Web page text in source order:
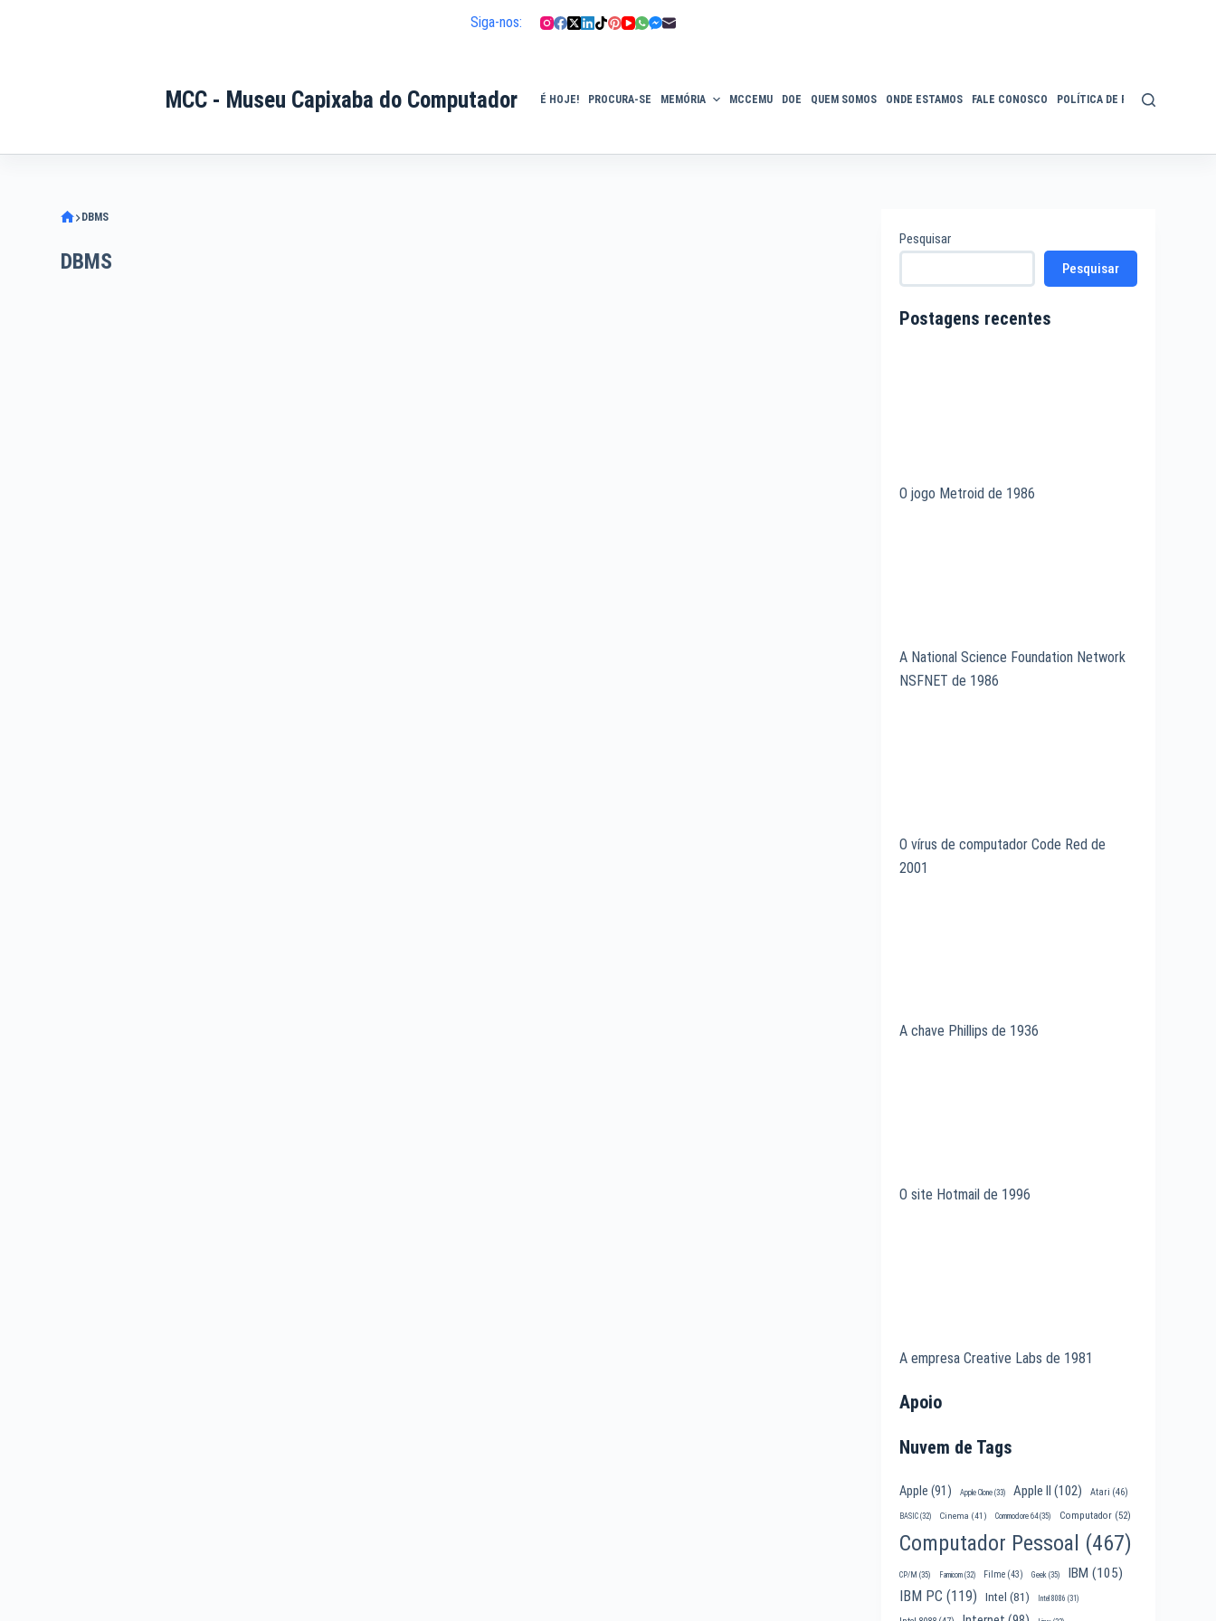
Siga-nos:
MCC - Museu Capixaba do Computador É HOJE! PROCURA-SE MEMÓRIA MCCEMU DOE QUEM SOMOS ONDE ESTAMOS FALE CONOSCO POLÍTICA DE PRIVACIDADE
DBMS
DBMS
Pesquisar
Pesquisar
Postagens recentes
O jogo Metroid de 1986
A National Science Foundation Network
NSFNET de 1986
O vírus de computador Code Red de
2001
A chave Phillips de 1936
O site Hotmail de 1996
A empresa Creative Labs de 1981
Apoio
Nuvem de Tags
Apple (91) Apple Clone (33) Apple II (102) Atari (46)
BASIC (32) Cinema (41) Commodore 64(35) Computador (52)
Computador Pessoal (467)
CP/M (35) Famicom (32) Filme (43) Geek (35) IBM (105)
IBM PC (119) Intel (81) Intel 8086 (31)